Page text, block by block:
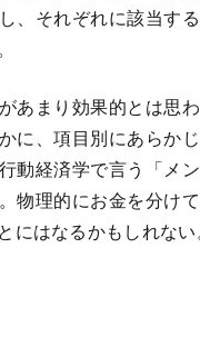
、それぞれに該当す
あまり効果的とは思
に、項目別にあらか
動経済学で言う「メ
物理的にお金を分け
にはなるかもしれない